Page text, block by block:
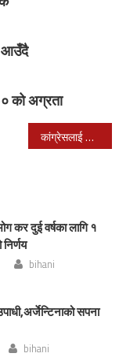
आउँदै
० को अग्रता
कांग्रेसलाई कमजोर ठाने वाम सरकारको आयु १८ महिना मात्रः चन्द्र भण्डारी
कर दुई वर्षका लागि १
bihani
सपना
bihani